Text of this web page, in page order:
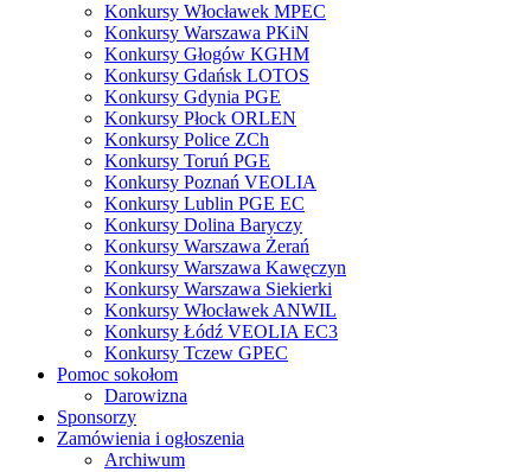
Konkursy Włocławek MPEC
Konkursy Warszawa PKiN
Konkursy Głogów KGHM
Konkursy Gdańsk LOTOS
Konkursy Gdynia PGE
Konkursy Płock ORLEN
Konkursy Police ZCh
Konkursy Toruń PGE
Konkursy Poznań VEOLIA
Konkursy Lublin PGE EC
Konkursy Dolina Baryczy
Konkursy Warszawa Żerań
Konkursy Warszawa Kawęczyn
Konkursy Warszawa Siekierki
Konkursy Włocławek ANWIL
Konkursy Łódź VEOLIA EC3
Konkursy Tczew GPEC
Pomoc sokołom
Darowizna
Sponsorzy
Zamówienia i ogłoszenia
Archiwum